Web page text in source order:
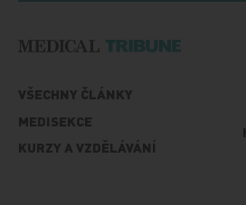
VŠECHNY ČLÁNKY
MEDISEKCE
KURZY A VZDĚLÁVÁNÍ